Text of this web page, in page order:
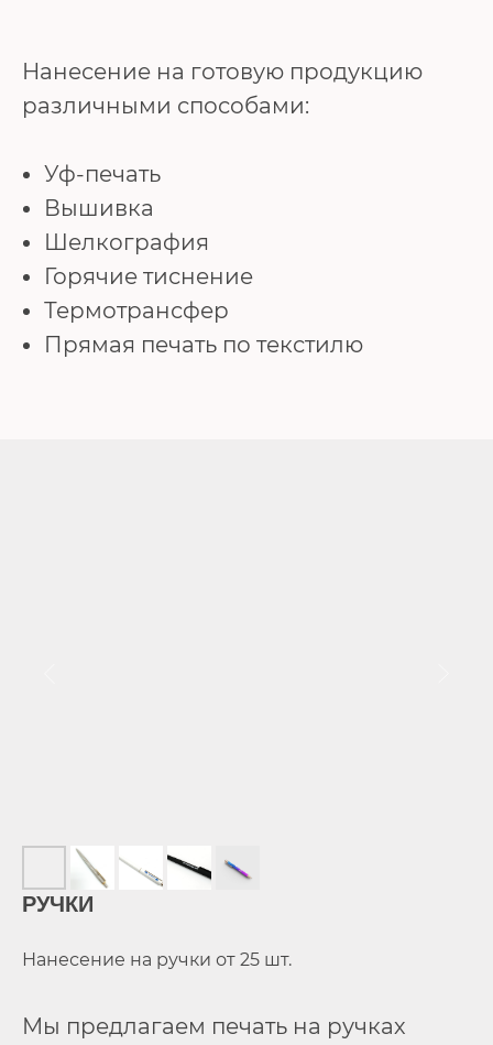
Нанесение на готовую продукцию
различными способами:
Уф-печать
Вышивка
Шелкография
Горячие тиснение
Термотрансфер
Прямая печать по текстилю
РУЧКИ
Нанесение на ручки от 25 шт.
Мы предлагаем печать на ручках